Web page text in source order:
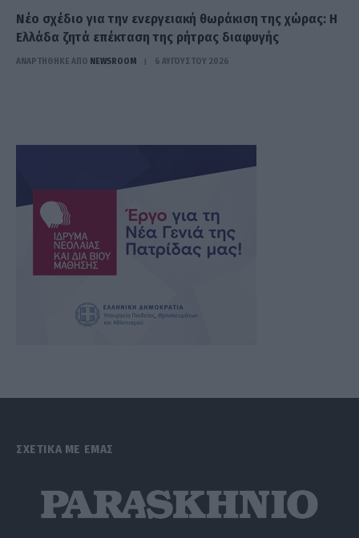
Νέο σχέδιο για την ενεργειακή θωράκιση της χώρας: Η
Ελλάδα ζητά επέκταση της ρήτρας διαφυγής
ΑΝΑΡΤΗΘΗΚΕ ΑΠΟ NEWSROOM 6 ΑΥΓΟΎΣΤΟΥ 2026
ΣΧΕΤΙΚΑ ΜΕ ΕΜΑΣ